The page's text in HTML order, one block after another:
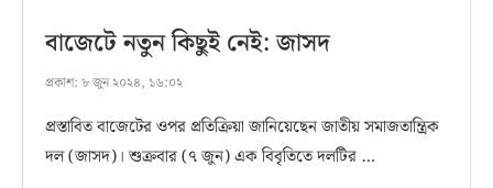
বাজেটে নতুন কিছুই নেই: জাসদ
প্রকাশ: ৮ জুন ২০২৪, ১৬:০২
প্রস্তাবিত বাজেটের ওপর প্রতিক্রিয়া জানিয়েছেন জাতীয় সমাজতান্ত্রিক
দল (জাসদ)। শুক্রবার (৭ জুন) এক বিবৃতিতে দলটির …